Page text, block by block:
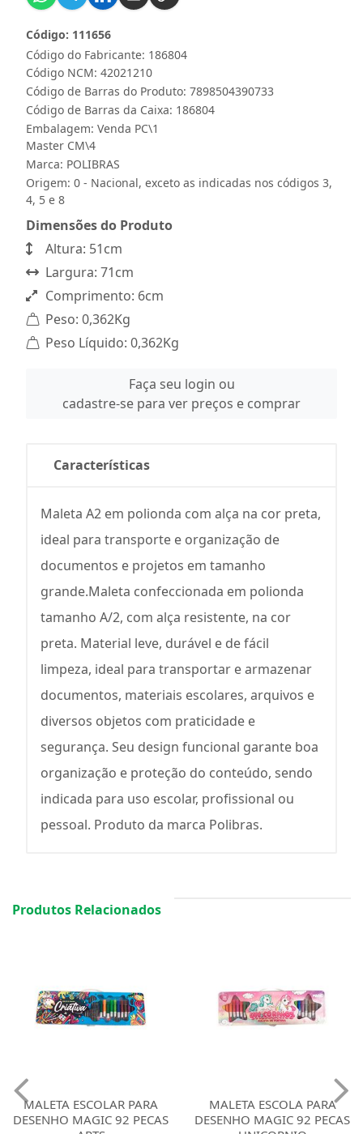
Código do Fabricante: 186804
Código: 111656
Código NCM: 42021210
Código de Barras do Produto: 7898504390733
Código de Barras da Caixa: 186804
Embalagem: Venda PC\1
Master CM\4
Marca: POLIBRAS
Origem: 0 - Nacional, exceto as indicadas nos códigos 3,
4, 5 e 8
Dimensões do Produto
Altura: 51cm
Largura: 71cm
Comprimento: 6cm
Peso: 0,362Kg
Peso Líquido: 0,362Kg
Faça seu login ou
cadastre-se para ver preços e comprar
Características
Maleta A2 em polionda com alça na cor preta,
ideal para transporte e organização de
documentos e projetos em tamanho
grande.Maleta confeccionada em polionda
tamanho A/2, com alça resistente, na cor
preta. Material leve, durável e de fácil
limpeza, ideal para transportar e armazenar
documentos, materiais escolares, arquivos e
diversos objetos com praticidade e
segurança. Seu design funcional garante boa
organização e proteção do conteúdo, sendo
indicada para uso escolar, profissional ou
pessoal. Produto da marca Polibras.
Produtos Relacionados
MALETA ESCOLAR PARA
DESENHO MAGIC 92 PECAS
MALETA ESCOLA PARA
DESENHO MAGIC 92 PECAS